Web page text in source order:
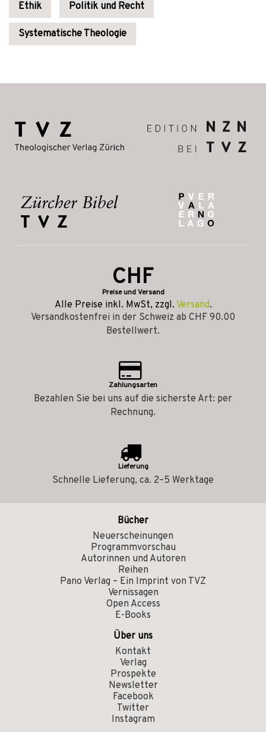
Ethik Politik und Recht
Systematische Theologie
CHF
Preise und Versand
Alle Preise inkl. MwSt, zzgl. Versand.
Versandkostenfrei in der Schweiz ab CHF 90.00
Bestellwert.
Zahlungsarten
Bezahlen Sie bei uns auf die sicherste Art: per
Rechnung.
Lieferung
Schnelle Lieferung, ca. 2–5 Werktage
Bücher
Neuerscheinungen
Programmvorschau
Autorinnen und Autoren
Reihen
Pano Verlag – Ein Imprint von TVZ
Vernissagen
Open Access
E-Books
Über uns
Kontakt
Verlag
Prospekte
Newsletter
Facebook
Twitter
Instagram